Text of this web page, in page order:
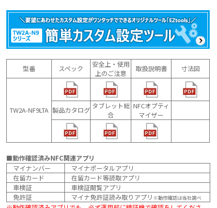
型番 スペック
安全上・使用
上のご注意
取扱説明書 寸法図
TW2A-NF9LTA 製品カタログ タブレット総
合
NFCオプティ
マイザー
■動作確認済みNFC関連アプリ
マイナンバー
マイナポータルアプリ
在留カード
在留カード等読取アプリ
車検証
車検証閲覧アプリ
免許証
マイナ免許証読み取りアプリ ※動作確認は当社調べ